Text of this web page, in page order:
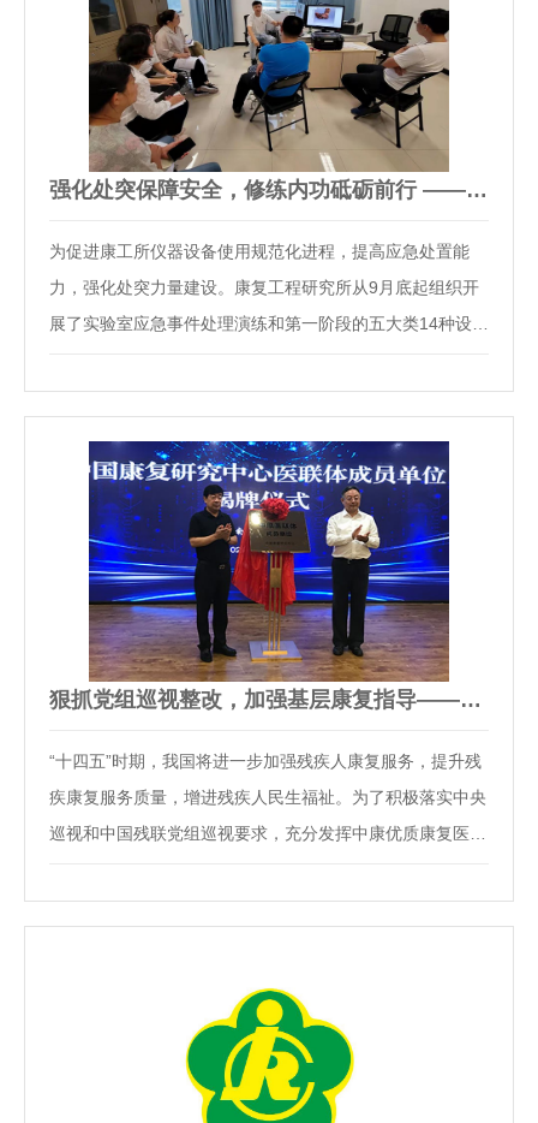
强化处突保障安全，修练内功砥砺前行 ——康工所开展“应…
为促进康工所仪器设备使用规范化进程，提高应急处置能
力，强化处突力量建设。康复工程研究所从9月底起组织开
展了实验室应急事件处理演练和第一阶段的五大类14种设备
各实验室积极配合下，第一阶段的演练培训活动取得了圆满
狠抓党组巡视整改，加强基层康复指导——中康医联体再添新成员
“十四五”时期，我国将进一步加强残疾人康复服务，提升残
疾康复服务质量，增进残疾人民生福祉。为了积极落实中央
巡视和中国残联党组巡视要求，充分发挥中康优质康复医疗
的资料审核、专家论证和实地考察，9月15-16日，中国康